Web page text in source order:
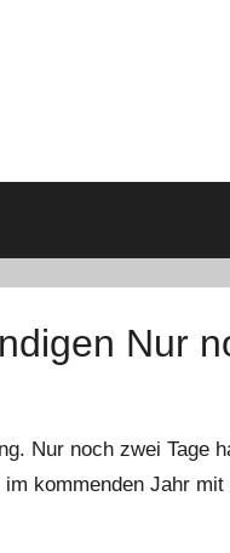
Nur
Nur noch zwei Tage
kommenden Jahr